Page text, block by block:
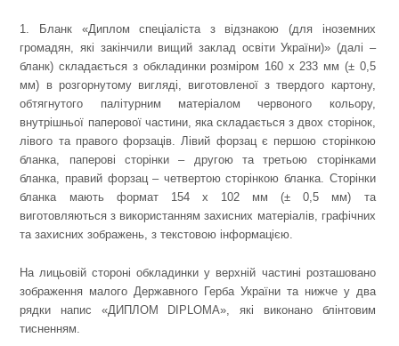
1. Бланк «Диплом спеціаліста з відзнакою (для іноземних
громадян, які закінчили вищий заклад освіти України)» (далі –
бланк) складається з обкладинки розміром 160 х 233 мм (± 0,5
мм) в розгорнутому вигляді, виготовленої з твердого картону,
обтягнутого палітурним матеріалом червоного кольору,
внутрішньої паперової частини, яка складається з двох сторінок,
лівого та правого форзаців. Лівий форзац є першою сторінкою
бланка, паперові сторінки – другою та третьою сторінками
бланка, правий форзац – четвертою сторінкою бланка. Сторінки
бланка мають формат 154 х 102 мм (± 0,5 мм) та
виготовляються з використанням захисних матеріалів, графічних
та захисних зображень, з текстовою інформацією.
На лицьовій стороні обкладинки у верхній частині розташовано
зображення малого Державного Герба України та нижче у два
рядки напис «ДИПЛОМ DIPLOMA», які виконано блінтовим
тисненням.